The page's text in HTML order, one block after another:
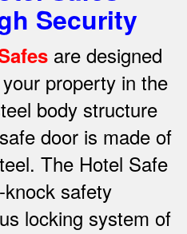
Security
are designed
property in the
body structure
door is made of
The Hotel Safe
safety
locking system of